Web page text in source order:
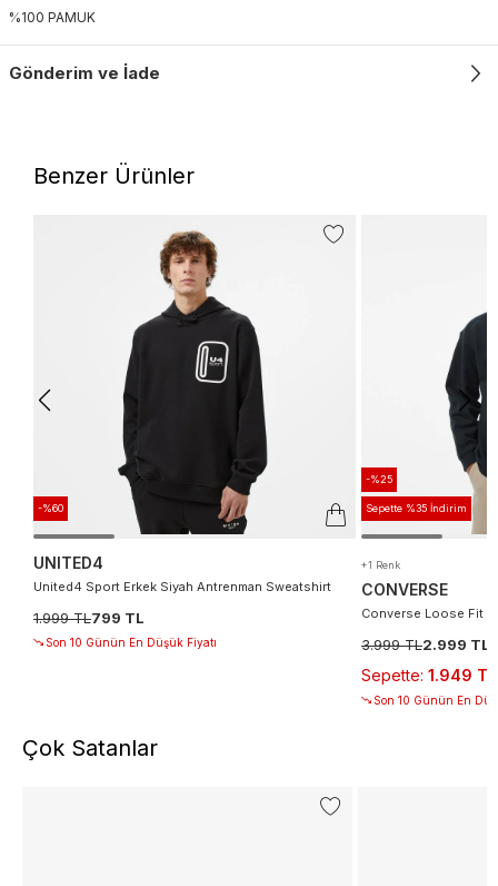
%100 PAMUK
Gönderim ve İade
Benzer Ürünler
-%60
UNITED4
United4 Sport Erkek Siyah Antrenman Sweatshirt
1.999 TL799 TL
Son 10 Günün En Düşük Fiyatı
-%25
Sepette %35 İndirim
+1 Renk
CONVERSE
Converse Loose Fit
3.999 TL2.999 TL
Sepette: 1.949 TL
Son 10 Günün En
Çok Satanlar